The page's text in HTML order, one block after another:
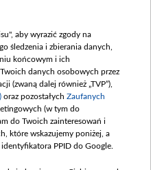
wewnętrznych
aby wyrazić zgody na
śledzenia i zbierania danych,
końcowym i ich
danych osobowych przez
(zwaną dalej również „TVP”),
oraz pozostałych Zaufanych
(w tym do
do Twoich zainteresowań i
które wskazujemy poniżej, a
PPID do Google.